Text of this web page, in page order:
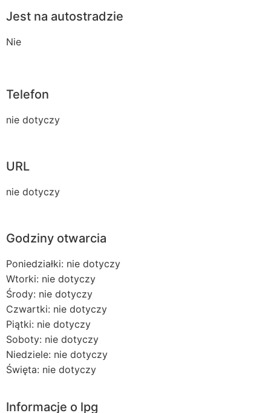
Jest na autostradzie
Nie
Telefon
nie dotyczy
URL
nie dotyczy
Godziny otwarcia
Poniedziałki: nie dotyczy
Wtorki: nie dotyczy
Środy: nie dotyczy
Czwartki: nie dotyczy
Piątki: nie dotyczy
Soboty: nie dotyczy
Niedziele: nie dotyczy
Święta: nie dotyczy
Informacje o lpg